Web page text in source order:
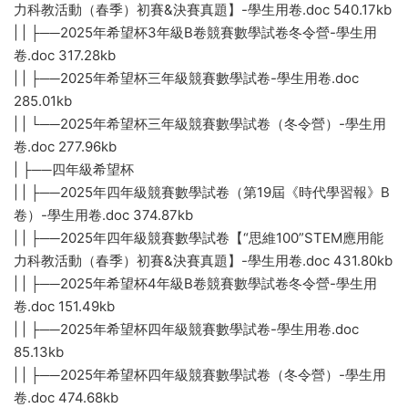
力科教活動（春季）初賽&決賽真題】-學生用卷.doc 540.17kb
| | ├──2025年希望杯3年級B卷競賽數學試卷冬令營-學生用
卷.doc 317.28kb
| | ├──2025年希望杯三年級競賽數學試卷-學生用卷.doc
285.01kb
| | └──2025年希望杯三年級競賽數學試卷（冬令營）-學生用
卷.doc 277.96kb
| ├──四年級希望杯
| | ├──2025年四年級競賽數學試卷（第19屆《時代學習報》B
卷）-學生用卷.doc 374.87kb
| | ├──2025年四年級競賽數學試卷【“思維100”STEM應用能
力科教活動（春季）初賽&決賽真題】-學生用卷.doc 431.80kb
| | ├──2025年希望杯4年級B卷競賽數學試卷冬令營-學生用
卷.doc 151.49kb
| | ├──2025年希望杯四年級競賽數學試卷-學生用卷.doc
85.13kb
| | ├──2025年希望杯四年級競賽數學試卷（冬令營）-學生用
卷.doc 474.68kb